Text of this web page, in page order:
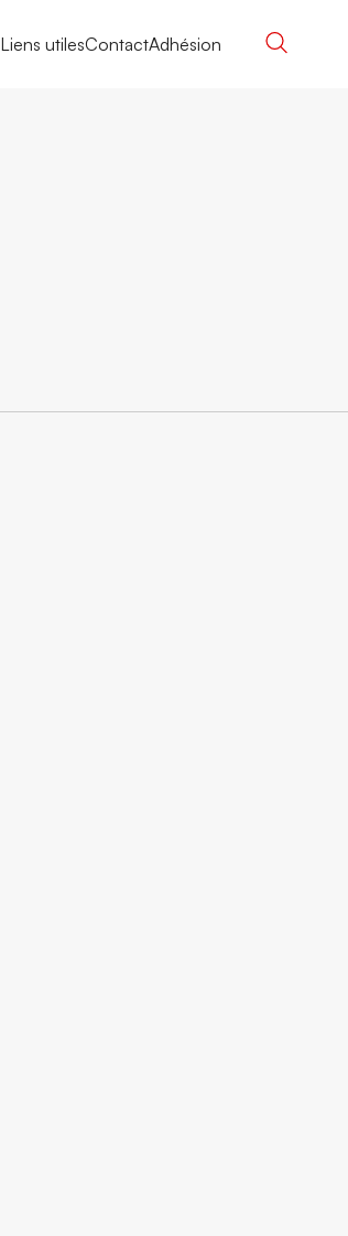
Liens utilesContactAdhésion